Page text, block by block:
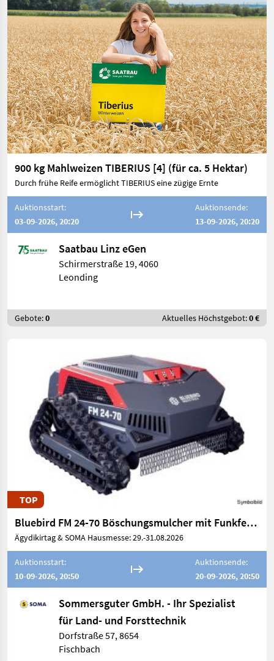
900 kg Mahlweizen TIBERIUS [4] (für ca. 5 Hektar)
Durch frühe Reife ermöglicht TIBERIUS eine zügige Ernte
Auktionsstart:
03-09-2026, 20:20
Auktionsende:
13-09-2026, 20:20
Saatbau Linz eGen
Schirmerstraße 19, 4060
Leonding
Gebote:0 Aktuelles Höchstgebot:0 €
TOP
Bluebird FM 24-70 Böschungsmulcher mit Funkfernsteuerung
Ägydikirtag & SOMA Hausmesse: 29.-31.08.2026
Auktionsstart:
10-09-2026, 20:50
Auktionsende:
20-09-2026, 20:50
Sommersguter GmbH. - Ihr Spezialist
für Land- und Forsttechnik
Dorfstraße 57, 8654
Fischbach